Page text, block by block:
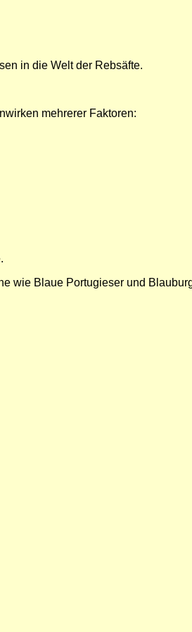
in die Welt der Rebsäfte.
mehrerer Faktoren:
wie Blaue Portugieser und